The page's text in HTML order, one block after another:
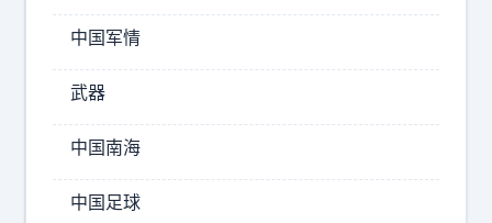
在
日
本
胆
子
中国军情
武器
中国南海
中国足球